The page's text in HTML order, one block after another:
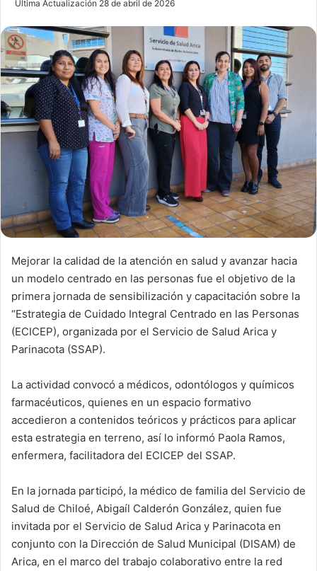
d
a
n
e
m
a
i
l
Última Actualización 28 de abril de 2026
Mejorar la calidad de la atención en salud y avanzar hacia
un modelo centrado en las personas fue el objetivo de la
primera jornada de sensibilización y capacitación sobre la
“Estrategia de Cuidado Integral Centrado en las Personas
(ECICEP), organizada por el Servicio de Salud Arica y
Parinacota (SSAP).
La actividad convocó a médicos, odontólogos y químicos
farmacéuticos, quienes en un espacio formativo
accedieron a contenidos teóricos y prácticos para aplicar
esta estrategia en terreno, así lo informó Paola Ramos,
enfermera, facilitadora del ECICEP del SSAP.
En la jornada participó, la médico de familia del Servicio de
Salud de Chiloé, Abigaíl Calderón González, quien fue
invitada por el Servicio de Salud Arica y Parinacota en
conjunto con la Dirección de Salud Municipal (DISAM) de
Arica, en el marco del trabajo colaborativo entre la red